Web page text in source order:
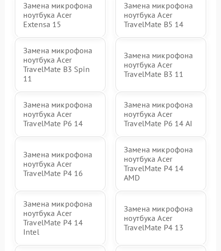
Замена микрофона
ноутбука Acer
Extensa 15
Замена микрофона
ноутбука Acer
TravelMate B5 14
Замена микрофона
ноутбука Acer
TravelMate B3 Spin
11
Замена микрофона
ноутбука Acer
TravelMate B3 11
Замена микрофона
ноутбука Acer
TravelMate P6 14
Замена микрофона
ноутбука Acer
TravelMate P6 14 AI
Замена микрофона
ноутбука Acer
TravelMate P4 16
Замена микрофона
ноутбука Acer
TravelMate P4 14
AMD
Замена микрофона
ноутбука Acer
TravelMate P4 14
Intel
Замена микрофона
ноутбука Acer
TravelMate P4 13